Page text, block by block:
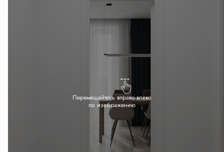
Перемещайтесь вправо-влево
по изображению